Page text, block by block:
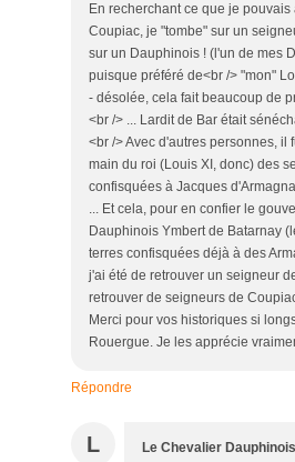
En recherchant ce que je
Coupiac, je "tombe" sur un
sur un Dauphinois ! (l'un de mes
puisque préféré de<br /> "mon"
- désolée, cela fait beaucoup de
<br /> ... Lardit de Bar était
<br /> Avec d'autres personnes, il
main du roi (Louis XI, donc) des
confisquées à Jacques
... Et cela, pour en confier le
Dauphinois Ymbert de Batarnay
terres confisquées déjà à des
j'ai été de retrouver un seigneur
retrouver de seigneurs de
Merci pour vos historiques si
Rouergue. Je les apprécie
Répondre
L Le Chevalier Dauphinois